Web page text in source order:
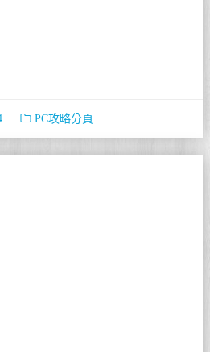
PC攻略分頁